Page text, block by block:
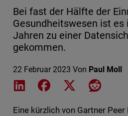
Bei fast der Hälfte der
Gesundheitswesen ist
Jahren zu einer
gekommen.
22 Februar 2023 Von Paul Moll
Share on LinkedIn
Share on Facebook
Share on XShare
Eine kürzlich von Gartner